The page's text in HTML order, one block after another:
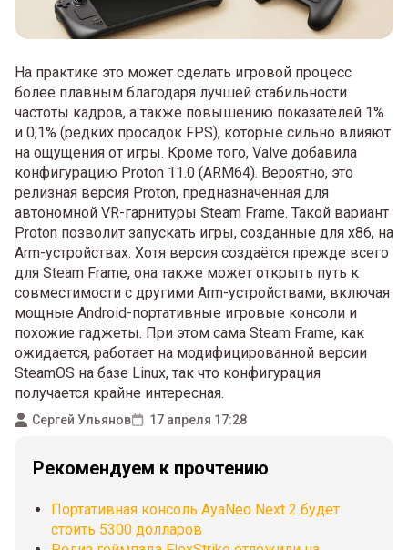
На практике это может сделать игровой процесс
более плавным благодаря лучшей стабильности
частоты кадров, а также повышению показателей 1%
и 0,1% (редких просадок FPS), которые сильно влияют
на ощущения от игры. Кроме того, Valve добавила
конфигурацию Proton 11.0 (ARM64). Вероятно, это
релизная версия Proton, предназначенная для
автономной VR-гарнитуры Steam Frame. Такой вариант
Proton позволит запускать игры, созданные для x86, на
Arm-устройствах. Хотя версия создаётся прежде всего
для Steam Frame, она также может открыть путь к
совместимости с другими Arm-устройствами, включая
мощные Android-портативные игровые консоли и
похожие гаджеты. При этом сама Steam Frame, как
ожидается, работает на модифицированной версии
SteamOS на базе Linux, так что конфигурация
получается крайне интересная.
Сергей Ульянов 17 апреля 17:28
Рекомендуем к прочтению
Портативная консоль AyaNeo Next 2 будет
стоить 5300 долларов